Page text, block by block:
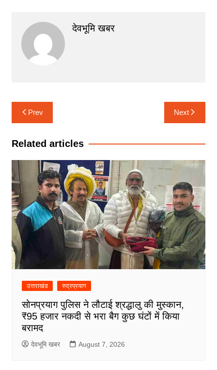
देवभूमि खबर
Post
navigation
Prev Next
Related articles
उत्तराखंड रुद्रप्रयाग
सोनप्रयाग पुलिस ने लौटाई श्रद्धालु की मुस्कान,
₹95 हजार नकदी से भरा बैग कुछ घंटों में किया
बरामद
देवभूमि खबर August 7, 2026